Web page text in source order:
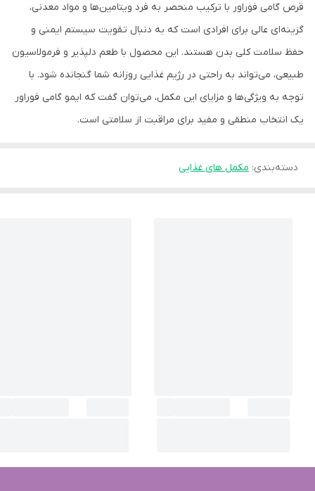
قرص گامی فوراور با ترکیب منحصر به فرد ویتامین‌ها و مواد معدنی،
گزینه‌ای عالی برای افرادی است که به دنبال تقویت سیستم ایمنی و
حفظ سلامت کلی بدن هستند. این محصول با طعم دلپذیر و فرمولاسیون
طبیعی، می‌تواند به راحتی در رژیم غذایی روزانه شما گنجانده شود. با
توجه به ویژگی‌ها و مزایای این مکمل، می‌توان گفت که ایمو گامی فوراور
یک انتخاب منطقی و مفید برای مراقبت از سلامتی است.
دسته‌بندی: مکمل های غذایی